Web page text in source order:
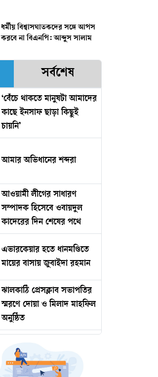
ধর্মীয় বিশ্বাসঘাতকদের সঙ্গে আপস
করবে না বিএনপি: আব্দুস সালাম
সর্বশেষ
‘বেঁচে থাকতে মানুষটা আমাদের
কাছে ইনসাফ ছাড়া কিছুই
চায়নি’
আমার অভিধানের শব্দরা
আওয়ামী লীগের সাধারণ
সম্পাদক হিসেবে ওবায়দুল
কাদেরের দিন শেষের পথে
এভারকেয়ার হতে ধানমণ্ডিতে
মায়ের বাসায় জুবাইদা রহমান
ঝালকাঠি প্রেসক্লাব সভাপতির
স্মরণে দোয়া ও মিলাদ মাহফিল
অনুষ্ঠিত
রোমানিয়ায় পাঠানোর নামে
কোটি টাকার প্রতারণা